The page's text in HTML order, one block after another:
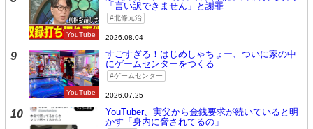
YouTube
「言い訳できません」と謝罪
北條元治
2026.08.04
9
YouTube
すごすぎる！はじめしゃちょー、ついに家の中
にゲームセンターをつくる
ゲームセンター
2026.07.25
10
YouTuber、実父から金銭要求が続いていると明
かす「身内に脅されてるの」